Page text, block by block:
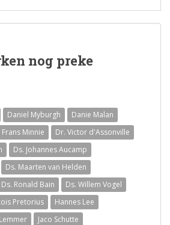
nog preke
Daniel Myburgh
Danie Malan
Frans Minnie
Dr. Victor d'Assonville
Ds. Johannes Aucamp
Ds. Maarten van Helden
Ds. Ronald Bain
Ds. Willem Vogel
Pretorius
Hannes Lee
Jaco Schutte